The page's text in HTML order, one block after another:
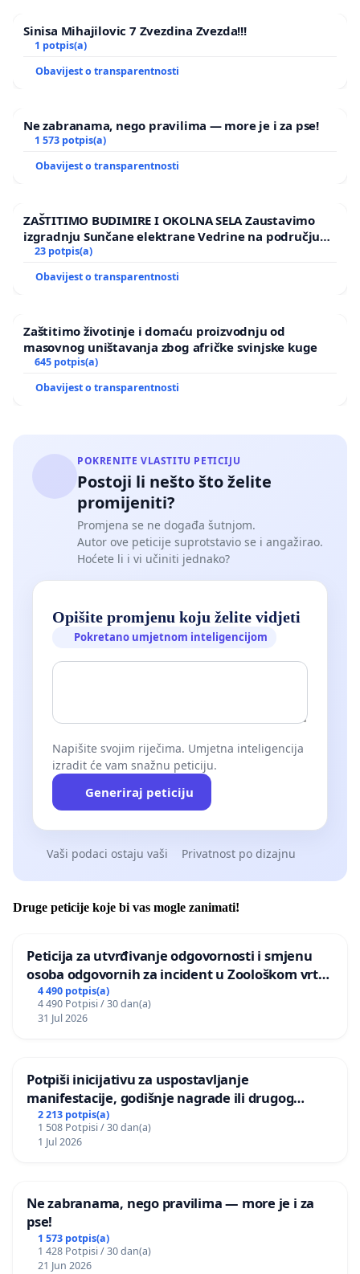
Sinisa Mihajilovic 7 Zvezdina Zvezda!!!
1 potpis(a)
Obavijest o transparentnosti
Ne zabranama, nego pravilima — more je i za pse!
1 573 potpis(a)
Obavijest o transparentnosti
ZAŠTITIMO BUDIMIRE I OKOLNA SELA Zaustavimo
izgradnju Sunčane elektrane Vedrine na području
Ugljana
23 potpis(a)
Obavijest o transparentnosti
Zaštitimo životinje i domaću proizvodnju od
masovnog uništavanja zbog afričke svinjske kuge
645 potpis(a)
Obavijest o transparentnosti
POKRENITE VLASTITU PETICIJU
Postoji li nešto što želite
promijeniti?
Promjena se ne događa šutnjom.
Autor ove peticije suprotstavio se i angažirao.
Hoćete li i vi učiniti jednako?
Opišite promjenu koju želite vidjeti
Pokretano umjetnom inteligencijom
Napišite svojim riječima. Umjetna inteligencija
izradit će vam snažnu peticiju.
Generiraj peticiju
Vaši podaci ostaju vaši Privatnost po dizajnu
Druge peticije koje bi vas mogle zanimati!
Peticija za utvrđivanje odgovornosti i smjenu
osoba odgovornih za incident u Zoološkom vrtu
Grada Zagreba
4 490 potpis(a)
4 490 Potpisi / 30 dan(a)
31 Jul 2026
Potpiši inicijativu za uspostavljanje
manifestacije, godišnje nagrade ili drugog
javnog događaja „Edin Avdić“ u Sarajevu
2 213 potpis(a)
1 508 Potpisi / 30 dan(a)
1 Jul 2026
Ne zabranama, nego pravilima — more je i za
pse!
1 573 potpis(a)
1 428 Potpisi / 30 dan(a)
21 Jun 2026